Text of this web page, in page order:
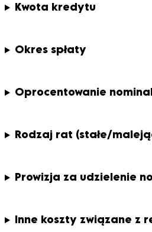
Kwota kredytu
Okres spłaty
Oprocentowanie
Rodzaj rat (stałe/
Prowizja za udzielenie
Inne koszty związane z